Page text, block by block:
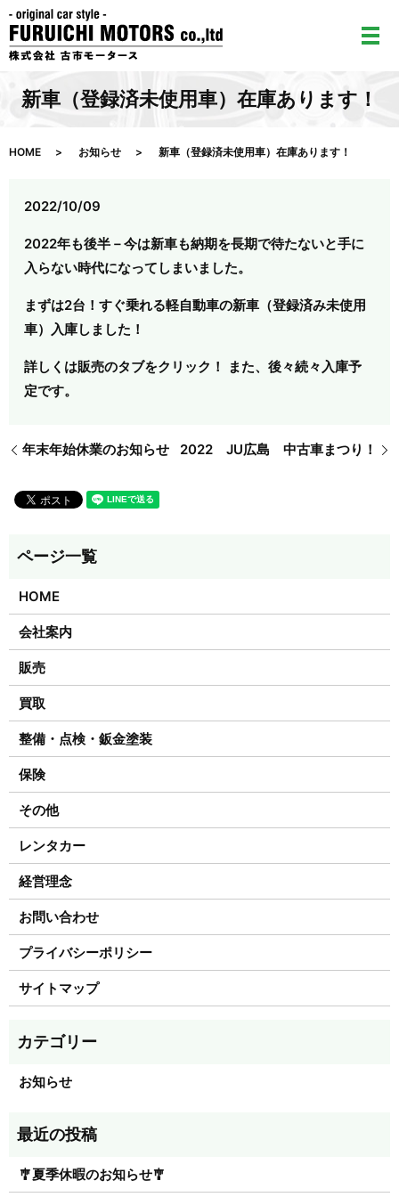
メ
新車（登録済未使用車）在庫あります！
HOME お知らせ 新車（登録済未使用車）在庫あります！
2022/10/09
2022年も後半－今は新車も納期を長期で待たないと手に
入らない時代になってしまいました。
まずは2台！すぐ乗れる軽自動車の新車（登録済み未使用
車）入庫しました！
詳しくは販売のタブをクリック！ また、後々続々入庫予
定です。
年末年始休業のお知らせ 2022 JU広島 中古車まつり！
HOME
会社案内
販売
買取
整備・点検・鈑金塗装
保険
その他
レンタカー
経営理念
お問い合わせ
プライバシーポリシー
サイトマップ
お知らせ
🎐夏季休暇のお知らせ🎐